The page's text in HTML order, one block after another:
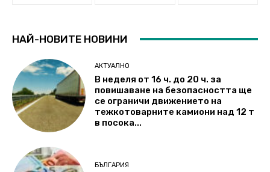
НАЙ-НОВИТЕ НОВИНИ
АКТУАЛНО
В неделя от 16 ч. до 20 ч. за
повишаване на безопасността ще
се ограничи движението на
тежкотоварните камиони над 12 т
в посока...
БЪЛГАРИЯ